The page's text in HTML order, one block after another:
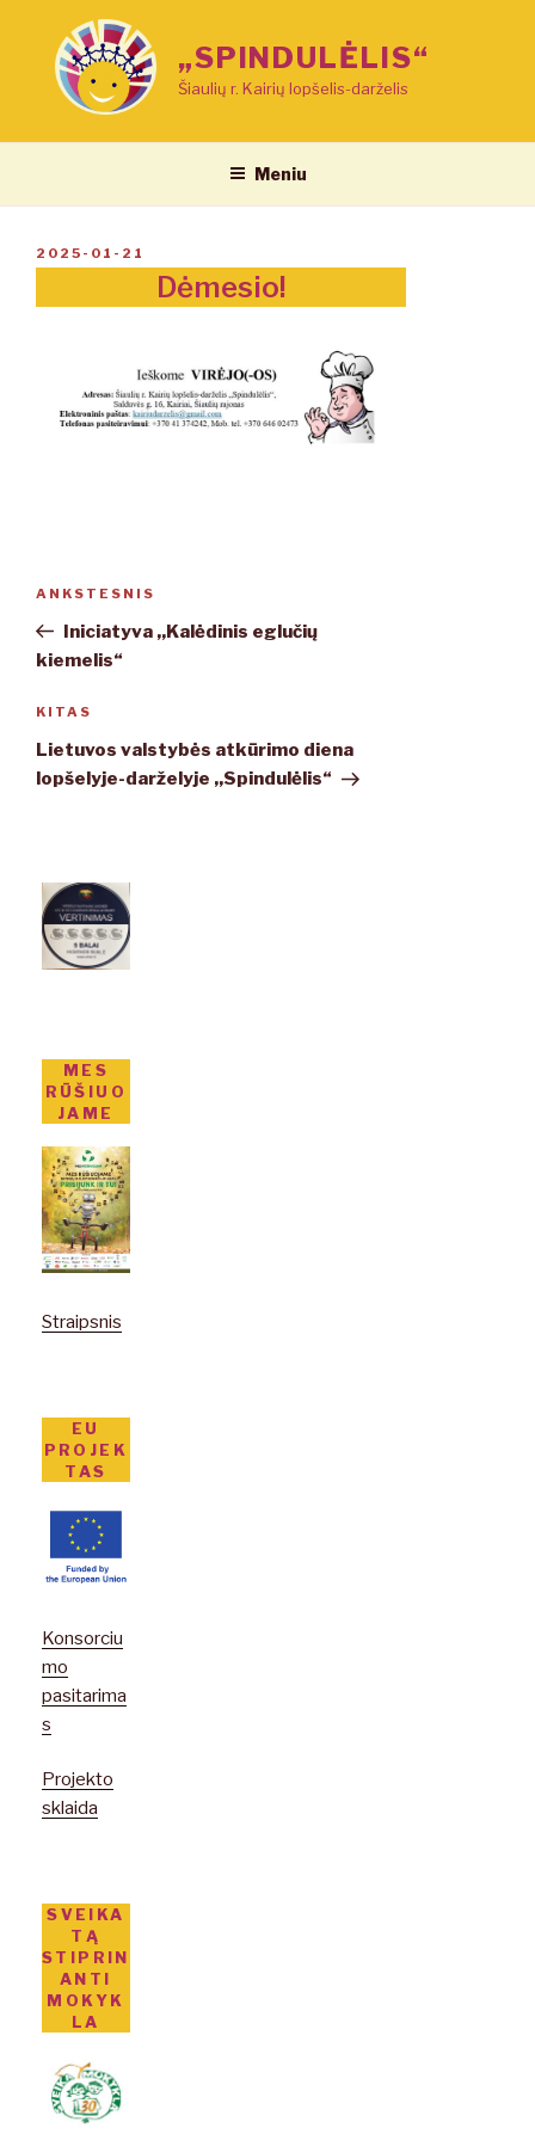
„SPINDULĖLIS“
Šiaulių r. Kairių lopšelis-darželis
Meniu
PASKELBTA
2025-01-21
Dėmesio!
įrašų
Ankstesnis
įrašas
ANKSTESNIS
Iniciatyva ,,Kalėdinis eglučių
kiemelis“
Kitas
įrašas
KITAS
Lietuvos valstybės atkūrimo diena
lopšelyje-darželyje ,,Spindulėlis“
MES
RŪŠIUO
JAME
Straipsnis
EU
PROJEK
TAS
Konsorciu
mo
pasitarima
s
Projekto
sklaida
SVEIKA
TĄ
STIPRIN
ANTI
MOKYK
LA